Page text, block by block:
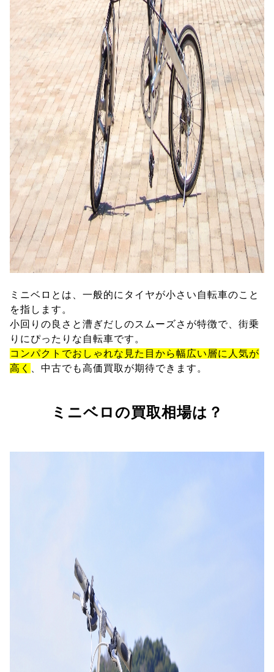
ミニベロとは、一般的にタイヤが小さい自転車のこと
を指します。
小回りの良さと漕ぎだしのスムーズさが特徴で、街乗
りにぴったりな自転車です。
コンパクトでおしゃれな見た目から幅広い層に人気が
高く
、中古でも高価買取が期待できます。
ミニベロの買取相場は？